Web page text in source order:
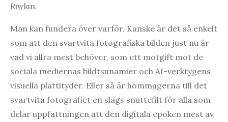
Riwkin.
Man kan fundera över varför. Kanske är det så enkelt
som att den svartvita fotografiska bilden just nu är
vad vi allra mest behöver, som ett motgift mot de
sociala mediernas bildtsunamier och AI-verktygens
visuella plattityder. Eller så är hommagerna till det
svartvita fotografiet en slags snuttefilt för alla som
delar uppfattningen att den digitala epoken mest av